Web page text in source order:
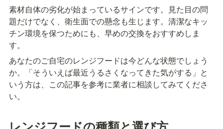
素材自体の劣化が始まっているサインです。見た目の問
題だけでなく、衛生面での懸念も生じます。清潔なキッ
チン環境を保つためにも、早めの交換をおすすめしま
す。
あなたのご自宅のレンジフードは今どんな状態でしょう
か。「そういえば最近うるさくなってきた気がする」と
いう方は、この記事を参考に業者に相談してみてくださ
い。